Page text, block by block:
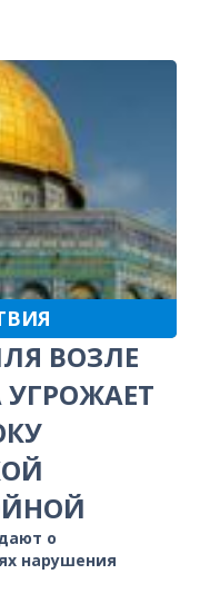
ВОЗЛЕ
о
нарушения